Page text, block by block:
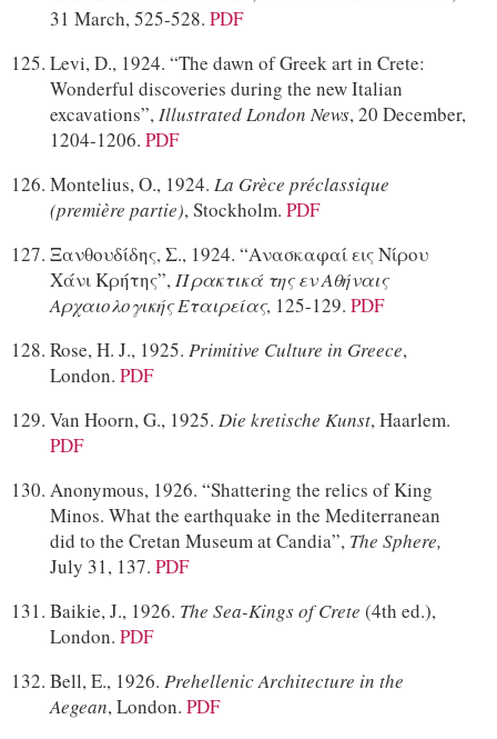
31 March, 525-528. PDF
Levi, D., 1924. “The dawn of Greek art in Crete:
Wonderful discoveries during the new Italian
excavations”,Illustrated London News, 20 December,
1204-1206. PDF
Montelius, O., 1924. La Grèce préclassique
(première partie), Stockholm. PDF
Ξανθουδίδης, Σ., 1924. “Ανασκαφαί εις Νίρου
Χάνι Κρήτης”,Πρακτικά της εν Αθήναις
Αρχαιολογικής Εταιρείας, 125-129. PDF
Rose, H. J., 1925. Primitive Culture in Greece,
London. PDF
Van Hoorn, G., 1925. Die kretische Kunst, Haarlem.
PDF
Anonymous, 1926. “Shattering the relics of King
Minos. What the earthquake in the Mediterranean
did to the Cretan Museum at Candia”, The Sphere,
July 31, 137. PDF
Baikie, J., 1926. The Sea-Kings of Crete (4th ed.),
London. PDF
Bell, E., 1926. Prehellenic Architecture in the
Aegean, London. PDF